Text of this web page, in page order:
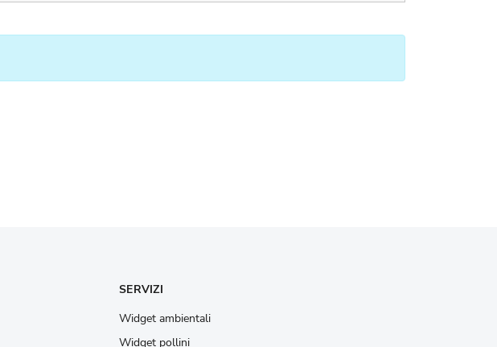
SERVIZI
Widget ambientali
Widget pollini